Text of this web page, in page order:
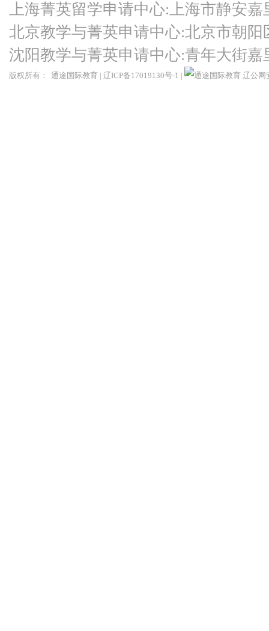
上海菁英留学申请中心:上海市静安嘉
北京教学与菁英申请中心:北京市朝
沈阳教学与菁英申请中心:青年大街
版权所有： 通途国际教育 | 辽ICP备17019130号-1 | 辽公网